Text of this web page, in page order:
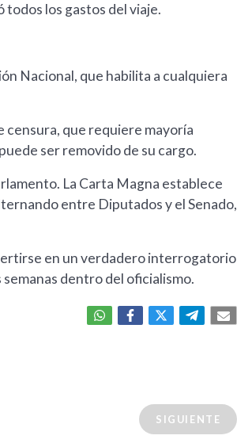
los gastos del viaje.
Nacional, que habilita a cualquiera
censura, que requiere mayoría
ser removido de su cargo.
La Carta Magna establece
entre Diputados y el Senado,
en un verdadero interrogatorio
dentro del oficialismo.
SIGUIENTE